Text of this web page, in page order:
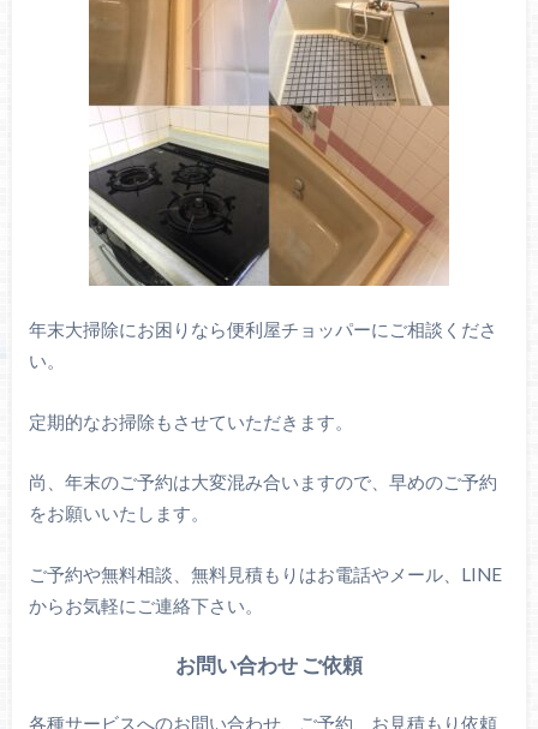
年末大掃除にお困りなら便利屋チョッパーにご相談くださ
い。
定期的なお掃除もさせていただきます。
尚、年末のご予約は大変混み合いますので、早めのご予約
をお願いいたします。
ご予約や無料相談、無料見積もりはお電話やメール、LINE
からお気軽にご連絡下さい。
お問い合わせ ご依頼
各種サービスへのお問い合わせ、ご予約、お見積もり依頼